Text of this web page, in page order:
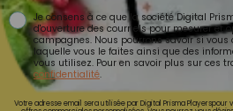
Je consens à ce que la société Digital
d'ouverture des courriels pour mesurer et
campagnes. Nous pourrons savoir si vous
laquelle vous le faites ainsi que des
vous utilisez. Pour en savoir plus sur ces
confidentialité.
Votre adresse email sera utilisée par Digital Prisma